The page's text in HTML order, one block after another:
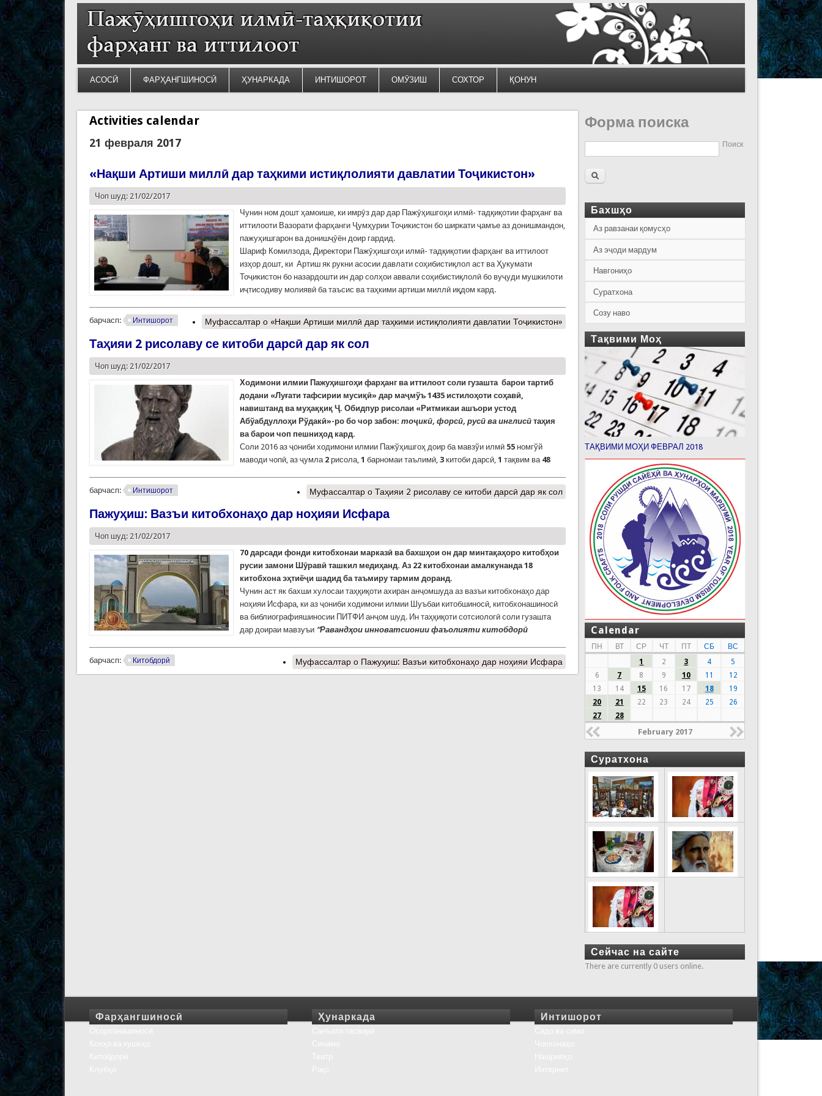
АСОСӢ ФАРҲАНГШИНОСӢ ҲУНАРКАДА ИНТИШОРОТ ОМӮЗИШ СОХТОР ҚОНУН
Activities calendar
21 февраля 2017
«Нақши Артиши миллӣ дар таҳкими истиқлолияти давлатии Тоҷикистон»
Чоп шуд: 21/02/2017
Чунин ном дошт ҳамоише, ки имрӯз дар дар Пажӯҳишгоҳи илмӣ- тадқиқотии фарҳанг ва
иттилооти Вазорати фарҳанги Ҷумҳурии Тоҷикистон бо ширкати ҷамъе аз донишмандон,
пажуҳишгарон ва донишҷӯён доир гардид.
Шариф Комилзода, Директори Пажӯҳишгоҳи илмӣ- тадқиқотии фарҳанг ва иттилоот
изҳор дошт, ки Артиш як рукни асосии давлати соҳибистиқлол аст ва Ҳукумати
Тоҷикистон бо назардошти ин дар солҳои аввали соҳибистиқлолӣ бо вуҷуди мушкилоти
иҷтисодиву молиявӣ ба таъсис ва таҳкими артиши миллӣ иқдом кард.
барчасп: Интишорот Муфассалтар о «Нақши Артиши миллӣ дар таҳкими истиқлолияти давлатии Тоҷикистон»
Таҳияи 2 рисолаву се китоби дарсӣ дар як сол
Чоп шуд: 21/02/2017
Ходимони илмии Пажуҳишгоҳи фарҳанг ва иттилоот соли гузашта барои тартиб
додани «Луғати тафсирии мусиқӣ» дар маҷмўъ 1435 истилоҳоти соҳавӣ,
навиштанд ва муҳаққиқ Ҷ. Обидпур рисолаи «Ритмикаи ашъори устод
Абўабдуллоҳи Рўдакӣ»-ро бо чор забон: тоҷикӣ, форсӣ, русӣ ва инглисӣтаҳия
ва барои чоп пешниҳод кард.
Соли 2016 аз ҷониби ходимони илмии Пажўҳишгоҳ доир ба мавзўи илмӣ 55номгўй
маводи чопӣ, аз ҷумла 2рисола, 1 барномаи таълимӣ, 3китоби дарсӣ, 1 тақвим ва 48
барчасп: Интишорот Муфассалтар о Таҳияи 2 рисолаву се китоби дарсӣ дар як сол
Пажуҳиш: Вазъи китобхонаҳо дар ноҳияи Исфара
Чоп шуд: 21/02/2017
70 дарсади фонди китобхонаи марказӣ ва бахшҳои он дар минтақаҳоро китобҳои
русии замони Шӯравӣ ташкил медиҳанд. Аз 22 китобхонаи амалкунанда 18
китобхона эҳтиёҷи шадид ба таъмиру тармим доранд.
Чунин аст як бахши хулосаи таҳқиқоти ахиран анҷомшуда аз вазъи китобхонаҳо дар
ноҳияи Исфара, ки аз ҷониби ходимони илмии Шуъбаи китобшиносӣ, китобхонашиносӣ
ва библиографияшиносии ПИТФИ анҷом шуд. Ин таҳқиқоти сотсиологӣ соли гузашта
дар доираи мавзуъи “Равандҳоиинноватсионии фаъолияти китобдорӣ
барчасп: Китобдорӣ Муфассалтар о Пажуҳиш: Вазъи китобхонаҳо дар ноҳияи Исфара
Форма поиска
Поиск
Бахшҳо
Аз равзанаи қомусҳо
Аз эҷоди мардум
Навгониҳо
Суратхона
Созу наво
Тақвими Моҳ
ТАҚВИМИ МОҲИ ФЕВРАЛ 2018
Calendar
ПН ВТ СР ЧТ ПТ СБ
ВС
1
2 3 4
5
6
7 8 9 10 11
12
13
14 15 16 17 18
19
20
21 22 23 24 25
26
27
28
February 2017
Суратхона
Сейчас на сайте
There are currently 0 users online.
Фарҳангшиносӣ Ҳунаркада Интишорот